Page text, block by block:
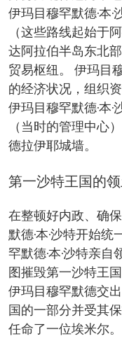
伊玛目穆罕默德·本
（这些路线起始于
达阿拉伯半岛东北
贸易枢纽。 伊玛目
的经济状况，组织
伊玛目穆罕默德·本
（当时的管理中心
德拉伊耶城墙。
第一沙特王国的
在整顿好内政、确
默德·本·沙特开始
罕默德·本·沙特亲
图摧毁第一沙特王
伊玛目穆罕默德交
国的一部分并受其
任命了一位埃米尔